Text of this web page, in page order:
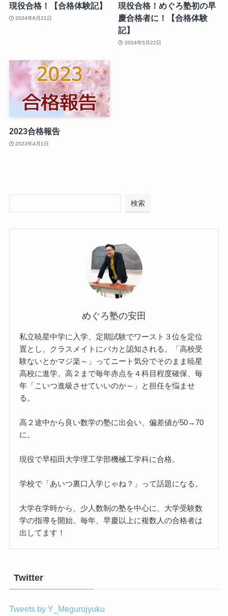
現役合格！【合格体験記】
2024年6月21日
現役合格！めぐろ塾初の早
慶合格者に！【合格体験
記】
2024年5月22日
2023合格報告
2023年4月1日
検索
めぐろ塾の安田
私立暁星中学に入学、定期試験でワースト３位を定位
置とし、クラスメイトにバカと認知される。「高校受
験ないとかマジ楽～」ってニート気分でそのまま暁星
高校に進学。高２まで毎年赤点を４科目程度確保、毎
年「こいつ進級させていいのか～」と担任を悩ませ
る。
高２途中から良い数学の塾に出会い、偏差値が50→70
に。
現役で早稲田大学理工学部機械工学科に合格。
学校で「あいつ裏口入学じゃね？」って話題になる。
大学在学時から、少人数制の塾を中心に、大学受験数
学の指導を開始。毎年、早慶以上に複数人の合格者は
出してます！
Twitter
Tweets by Y_Megurojyuku